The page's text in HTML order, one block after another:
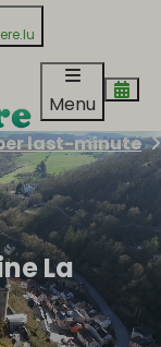
Menu
La
last-minute